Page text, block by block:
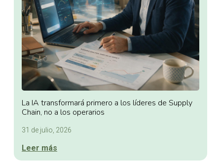
La IA transformará primero a los líderes de Supply
Chain, no a los operarios
31 de julio, 2026
Leer más